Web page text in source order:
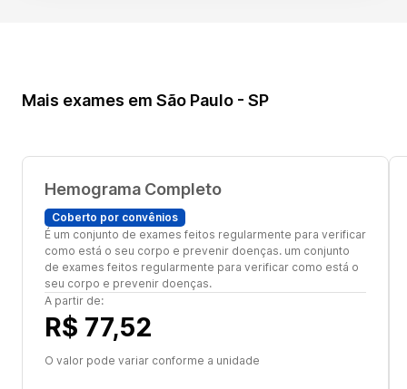
Mais exames em São Paulo - SP
Hemograma Completo
Coberto por convênios
É um conjunto de exames feitos regularmente para verificar
como está o seu corpo e prevenir doenças. um conjunto
de exames feitos regularmente para verificar como está o
seu corpo e prevenir doenças.
A partir de:
R$ 77,52
O valor pode variar conforme a unidade